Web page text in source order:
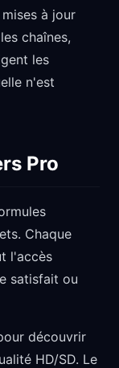
à jour
chaînes,
les
n'est
Pro
Chaque
l'accès
satisfait ou
découvrir
HD/SD. Le